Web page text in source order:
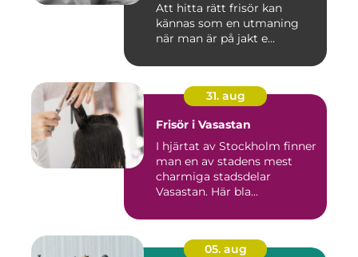
Att hitta rätt frisör kan
kännas som en utmaning
när man är på jakt e...
31. aug
Frisör i Vasastan
I hjärtat av Stockholm finner
man en av stadens mest
charmiga stadsdelar
Vasastan. Här bla...
05. aug